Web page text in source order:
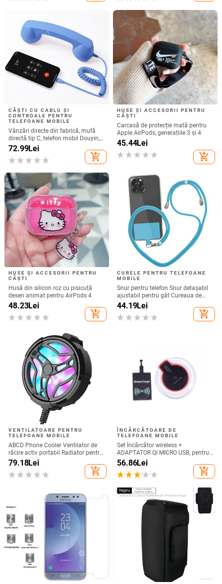
CĂȘTI CU CABLU ȘI
CONTROALE PENTRU
TELEFOANE MOBILE
Vânzări directe din fabrică, mufă
directă tip C, telefon mobil Douyin,
internet celebru, telefon mobil,
microfon electric, port C, căști cu fir,
cască
72.99Lei
add_shopping_cart
HUSE ȘI ACCESORII PENTRU
CĂȘTI
Carcasă de protecție mată pentru
Apple AirPods, generațiile 3 și 4
45.44Lei
add_shopping_cart
HUSE ȘI ACCESORII PENTRU
CĂȘTI
Husă din silicon roz cu pisicuță
desen animat pentru AirPods 4
48.23Lei
add_shopping_cart
CURELE PENTRU TELEFOANE
MOBILE
Snur pentru telefon Snur detașabil
ajustabil pentru gât Cureaua de
șnur pentru accesorii pentru telefon
mobil Snur pentru telefon mobil
Curele universale pentru gât
44.19Lei
add_shopping_cart
VENTILATOARE PENTRU
TELEFOANE MOBILE
ABCD Phone Cooler Ventilator de
răcire activ portabil Radiator pentru
telefon mobil pentru jocuri
79.18Lei
add_shopping_cart
ÎNCĂRCĂTOARE DE
TELEFOANE MOBILE
Set încărcător wireless +
ADAPTATOR QI MICRO USB, pentru
telefon + receptor wireless Qi cu
micro USB-culoare neagră
56.86Lei
add_shopping_cart